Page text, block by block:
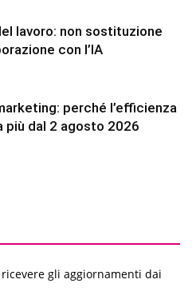
lavoro: non sostituzione
con l’IA
perché l’efficienza
più dal 2 agosto 2026
gli aggiornamenti dai